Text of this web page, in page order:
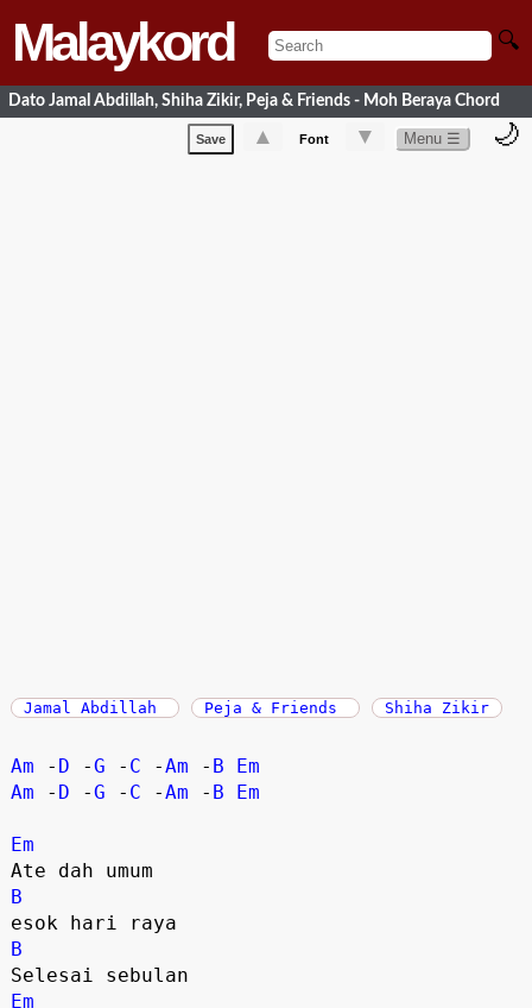
Malaykord 🔍
Dato Jamal Abdillah, Shiha Zikir, Peja & Friends - Moh Beraya Chord
Save ▲ Font ▼ Menu ☰ 🌙
Jamal Abdillah Peja & Friends Shiha Zikir
Am - D -G - C -Am - B
Em
Am - D -G - C -Am - B Em
Em
B
B
Em